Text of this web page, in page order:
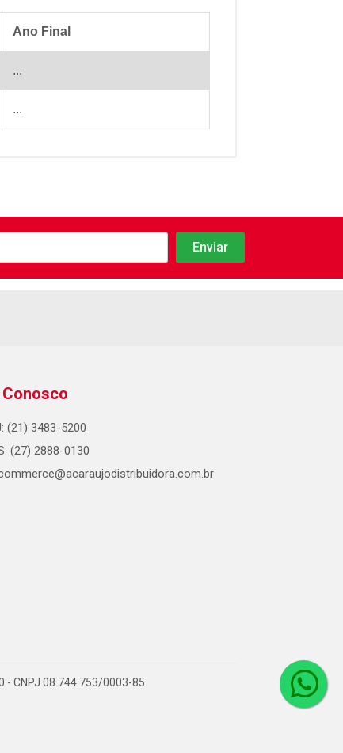
Ano Final
...
...
Conosco
(21) 3483-5200
(27) 2888-0130
- CNPJ 08.744.753/0003-85